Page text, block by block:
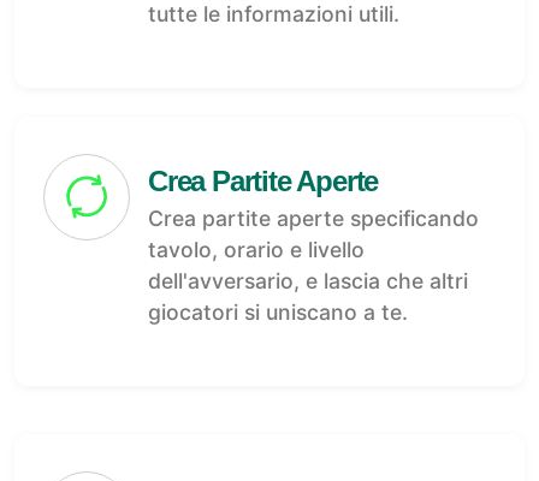
tutte le informazioni utili.
Crea Partite Aperte
Crea partite aperte specificando
tavolo, orario e livello
dell'avversario, e lascia che altri
giocatori si uniscano a te.